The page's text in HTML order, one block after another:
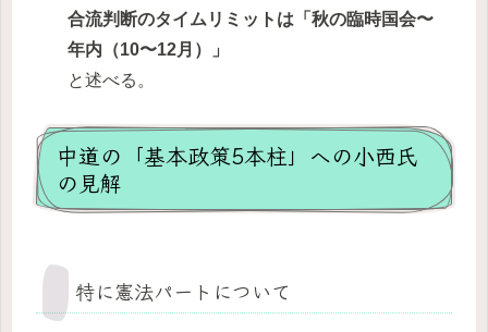
合流判断のタイムリミットは「秋の臨時国会〜
年内（10〜12月）」
と述べる。
中道の「基本政策5本柱」への小西氏
の見解
特に憲法パートについて